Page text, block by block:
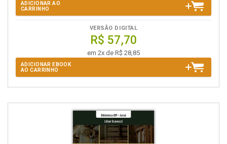
ADICIONAR AO
CARRINHO
VERSÃO DIGITAL
R$ 57,70
em 2x de R$ 28,85
ADICIONAR EBOOK
AO CARRINHO